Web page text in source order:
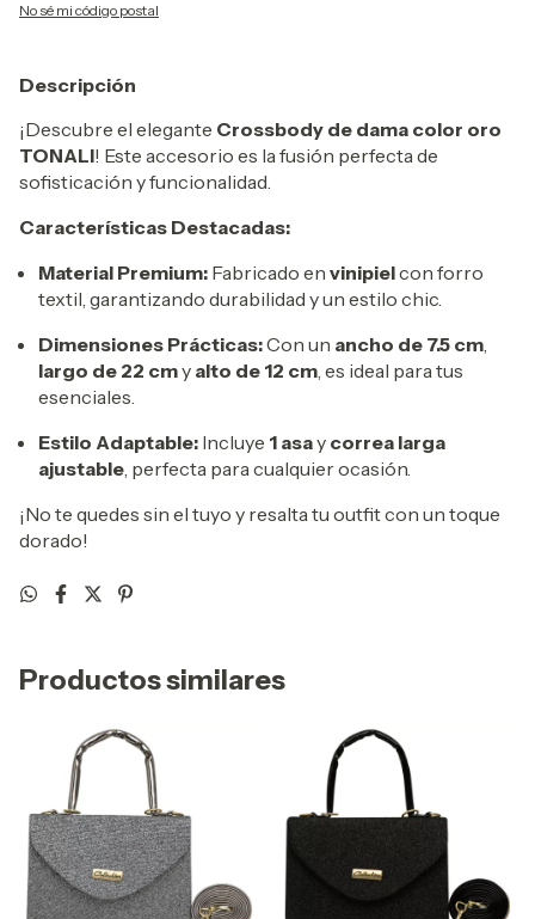
No sé mi código postal
Descripción
¡Descubre el elegante Crossbody de dama color oro
TONALI! Este accesorio es la fusión perfecta de
sofisticación y funcionalidad.
Características Destacadas:
Material Premium: Fabricado en vinipielcon forro
textil, garantizando durabilidad y un estilo chic.
Dimensiones Prácticas:Con un ancho de 7.5 cm,
largo de 22 cmy alto de 12 cm, es ideal para tus
esenciales.
Estilo Adaptable: Incluye 1 asay correa larga
ajustable, perfecta para cualquier ocasión.
¡No te quedes sin el tuyo y resalta tu outfit con un toque
dorado!
Productos similares